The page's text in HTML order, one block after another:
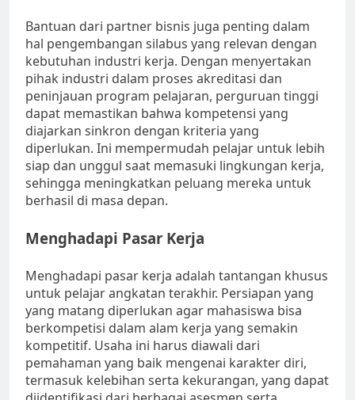
Bantuan dari partner bisnis juga penting dalam
hal pengembangan silabus yang relevan dengan
kebutuhan industri kerja. Dengan menyertakan
pihak industri dalam proses akreditasi dan
peninjauan program pelajaran, perguruan tinggi
dapat memastikan bahwa kompetensi yang
diajarkan sinkron dengan kriteria yang
diperlukan. Ini mempermudah pelajar untuk lebih
siap dan unggul saat memasuki lingkungan kerja,
sehingga meningkatkan peluang mereka untuk
berhasil di masa depan.
Menghadapi Pasar Kerja
Menghadapi pasar kerja adalah tantangan khusus
untuk pelajar angkatan terakhir. Persiapan yang
yang matang diperlukan agar mahasiswa bisa
berkompetisi dalam alam kerja yang semakin
kompetitif. Usaha ini harus diawali dari
pemahaman yang baik mengenai karakter diri,
termasuk kelebihan serta kekurangan, yang dapat